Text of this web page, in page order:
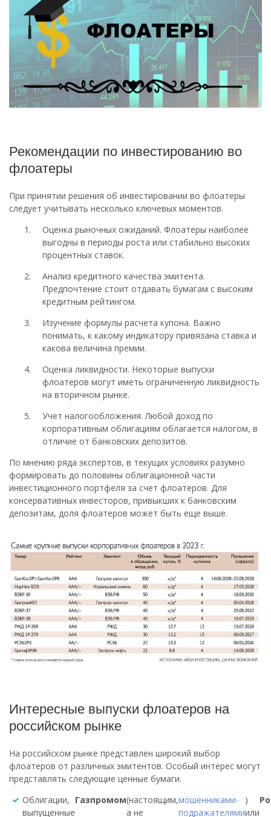
Рекомендации по инвестированию во
флоатеры
При принятии решения об инвестировании во флоатеры
следует учитывать несколько ключевых моментов.
Оценка рыночных ожиданий. Флоатеры наиболее
выгодны в периоды роста или стабильно высоких
процентных ставок.
Анализ кредитного качества эмитента.
Предпочтение стоит отдавать бумагам с высоким
кредитным рейтингом.
Изучение формулы расчета купона. Важно
понимать, к какому индикатору привязана ставка и
какова величина премии.
Оценка ликвидности. Некоторые выпуски
флоатеров могут иметь ограниченную ликвидность
на вторичном рынке.
Учет налогообложения. Любой доход по
корпоративным облигациям облагается налогом, в
отличие от банковских депозитов.
По мнению ряда экспертов, в текущих условиях разумно
формировать до половины облигационной части
инвестиционного портфеля за счет флоатеров. Для
консервативных инвесторов, привыкших к банковским
депозитам, доля флоатеров может быть еще выше.
Интересные выпуски флоатеров на
российском рынке
На российском рынке представлен широкий выбор
флоатеров от различных эмитентов. Особый интерес могут
представлять следующие ценные бумаги.
Облигации,
выпущенные
Газпромом(настоящим,
а не
мошенниками-
подражателями
)
или